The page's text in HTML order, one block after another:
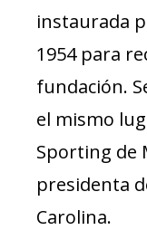
instaurada
1954 para
fundación.
el mismo
Sporting de
presidenta
Carolina.